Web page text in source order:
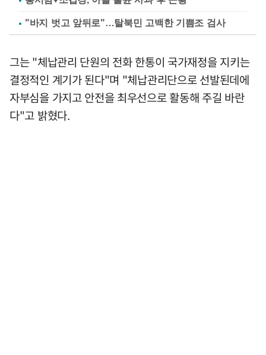
"바지 벗고 앞뒤로"…탈북민 고백한 기쁨조 검사
그는 "체납관리 단원의 전화 한통이 국가재정을 지키는
결정적인 계기가 된다"며 "체납관리단으로 선발된데에
자부심을 가지고 안전을 최우선으로 활동해 주길 바란
다"고 밝혔다.